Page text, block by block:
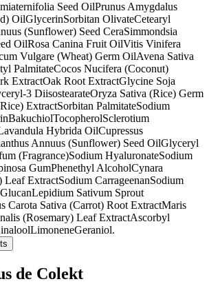
Seed OilPrunus Amygdalus
OilGlycerinSorbitan OlivateCetearyl
(Sunflower) Seed CeraSimmondsia
OilRosa Canina Fruit OilVitis Vinifera
Vulgare (Wheat) Germ OilAvena Sativa
PalmitateCocos Nucifera (Coconut)
ExtractOak Root ExtractGlycine Soja
3 DiisostearateOryza Sativa (Rice) Germ
ExtractSorbitan PalmitateSodium
BakuchiolTocopherolSclerotium
Hybrida OilCupressus
Annuus (Sunflower) Seed OilGlyceryl
(Fragrance)Sodium HyaluronateSodium
GumPhenethyl AlcoholCynara
Leaf ExtractSodium CarrageenanSodium
Lepidium Sativum Sprout
Carota Sativa (Carrot) Root ExtractMaris
(Rosemary) Leaf ExtractAscorbyl
LimoneneGeraniol.
de Colekt